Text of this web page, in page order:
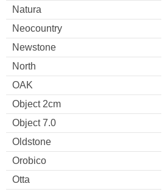
Natura
Neocountry
Newstone
North
OAK
Object 2cm
Object 7.0
Oldstone
Orobico
Otta